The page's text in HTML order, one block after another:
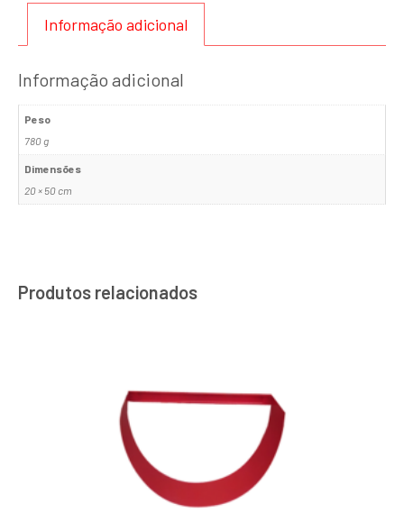
Informação adicional
Informação adicional
Peso
780 g
Dimensões
20 × 50 cm
Produtos relacionados